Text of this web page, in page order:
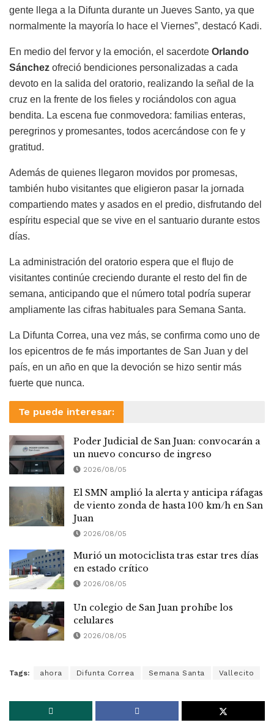
gente llega a la Difunta durante un Jueves Santo, ya que
normalmente la mayoría lo hace el Viernes”, destacó Kadi.
En medio del fervor y la emoción, el sacerdote Orlando
Sánchez ofreció bendiciones personalizadas a cada
devoto en la salida del oratorio, realizando la señal de la
cruz en la frente de los fieles y rociándolos con agua
bendita. La escena fue conmovedora: familias enteras,
peregrinos y promesantes, todos acercándose con fe y
gratitud.
Además de quienes llegaron movidos por promesas,
también hubo visitantes que eligieron pasar la jornada
compartiendo mates y asados en el predio, disfrutando del
espíritu especial que se vive en el santuario durante estos
días.
La administración del oratorio espera que el flujo de
visitantes continúe creciendo durante el resto del fin de
semana, anticipando que el número total podría superar
ampliamente las cifras habituales para Semana Santa.
La Difunta Correa, una vez más, se confirma como uno de
los epicentros de fe más importantes de San Juan y del
país, en un año en que la devoción se hizo sentir más
fuerte que nunca.
Te puede interesar:
Poder Judicial de San Juan: convocarán a
un nuevo concurso de ingreso
2026/08/05
El SMN amplió la alerta y anticipa ráfagas
de viento zonda de hasta 100 km/h en San
Juan
2026/08/05
Murió un motociclista tras estar tres días
en estado crítico
2026/08/05
Un colegio de San Juan prohíbe los
celulares
2026/08/05
Tags: ahora Difunta Correa Semana Santa Vallecito